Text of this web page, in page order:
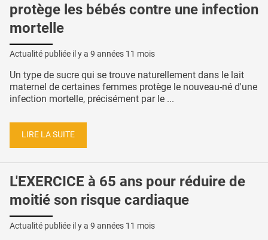
protège les bébés contre une infection
mortelle
Actualité publiée il y a 9 années 11 mois
Un type de sucre qui se trouve naturellement dans le lait
maternel de certaines femmes protège le nouveau-né d'une
infection mortelle, précisément par le ...
LIRE LA SUITE
L'EXERCICE à 65 ans pour réduire de
moitié son risque cardiaque
Actualité publiée il y a 9 années 11 mois